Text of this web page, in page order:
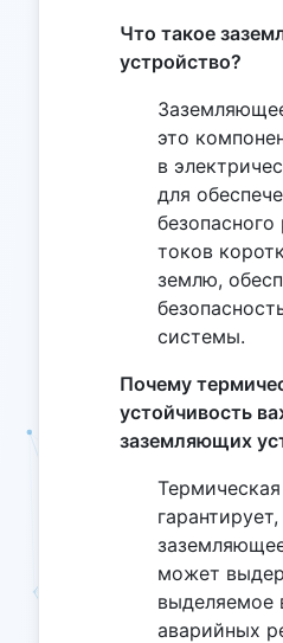
Что такое
устройство?
это
в
для
безопасного
токов
землю,
системы.
Почему
устойчивость
заземляющих
гарантирует,
может
выделяемое
аварийных